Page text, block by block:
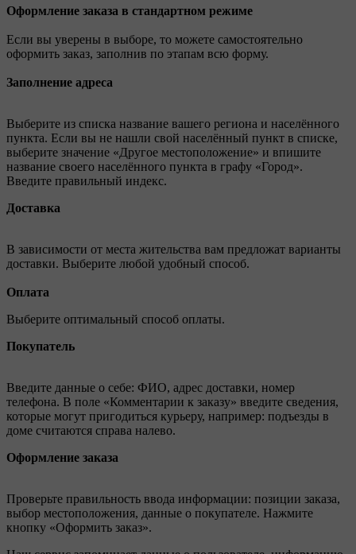
Оформление заказа в стандартном режиме
Если вы уверены в выборе, то можете самостоятельно
оформить заказ, заполнив по этапам всю форму.
Заполнение адреса
Выберите из списка название вашего региона и населённого
пункта. Если вы не нашли свой населённый пункт в списке,
выберите значение «Другое местоположение» и впишите
название своего населённого пункта в графу «Город».
Введите правильный индекс.
Доставка
В зависимости от места жительства вам предложат варианты
доставки. Выберите любой удобный способ.
Оплата
Выберите оптимальный способ оплаты.
Покупатель
Введите данные о себе: ФИО, адрес доставки, номер
телефона. В поле «Комментарии к заказу» введите сведения,
которые могут пригодиться курьеру, например: подъезды в
доме считаются справа налево.
Оформление заказа
Проверьте правильность ввода информации: позиции заказа,
выбор местоположения, данные о покупателе. Нажмите
кнопку «Оформить заказ».